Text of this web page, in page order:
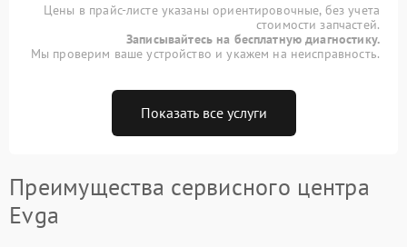
Цены в прайс-листе указаны ориентировочные, без учета
стоимости запчастей.
Записывайтесь на бесплатную диагностику.
Мы проверим ваше устройство и укажем на неисправность.
Показать все услуги
Преимущества сервисного центра
Evga